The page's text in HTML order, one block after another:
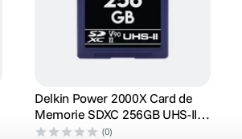
Delkin Power 2000X Card de
Memorie SDXC 256GB UHS-II
(U3/V90) R300/W250
(0)